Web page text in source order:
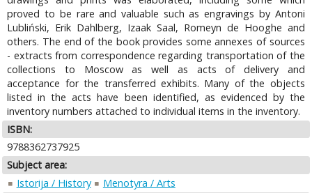
proved to be rare and valuable such as engravings by Antoni
Lubliński, Erik Dahlberg, Izaak Saal, Romeyn de Hooghe and
others. The end of the book provides some annexes of sources
- extracts from correspondence regarding transportation of the
collections to Moscow as well as acts of delivery and
acceptance for the transferred exhibits. Many of the objects
listed in the acts have been identified, as evidenced by the
inventory numbers attached to individual items in the inventory.
ISBN:
9788362737925
Subject area:
Istorija / History
Menotyra / Arts